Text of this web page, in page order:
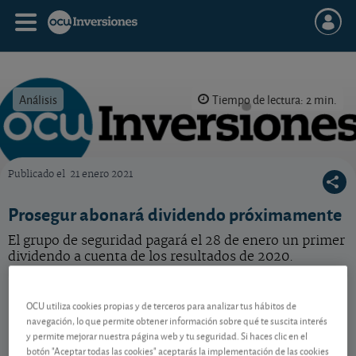
Análisis Tiempo de lectura: 2 min.
Publicado el 21 enero 2021
Prosegur abonará dividendo próximamente
El grupo de seguridad pagará el 28 de enero un primer
dividendo a cuenta de los resultados de 2020.
ES0175438003
07/08/2026 Madrid
-0,005 EUR (-0,17 %)
OCU utiliza cookies propias y de terceros para analizar tus hábitos de
navegación, lo que permite obtener información sobre qué te suscita interés
y permite mejorar nuestra página web y tu seguridad. Si haces clic en el
botón "Aceptar todas las cookies" aceptarás la implementación de las cookies